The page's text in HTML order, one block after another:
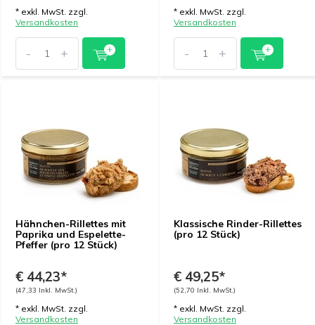
* exkl. MwSt. zzgl.
Versandkosten
- +
* exkl. MwSt. zzgl.
Versandkosten
- +
Hähnchen-Rillettes mit
Paprika und Espelette-
Pfeffer (pro 12 Stück)
€ 44,23*
(47,33 Inkl. MwSt.)
* exkl. MwSt. zzgl.
Versandkosten
Klassische Rinder-Rillettes
(pro 12 Stück)
€ 49,25*
(52,70 Inkl. MwSt.)
* exkl. MwSt. zzgl.
Versandkosten